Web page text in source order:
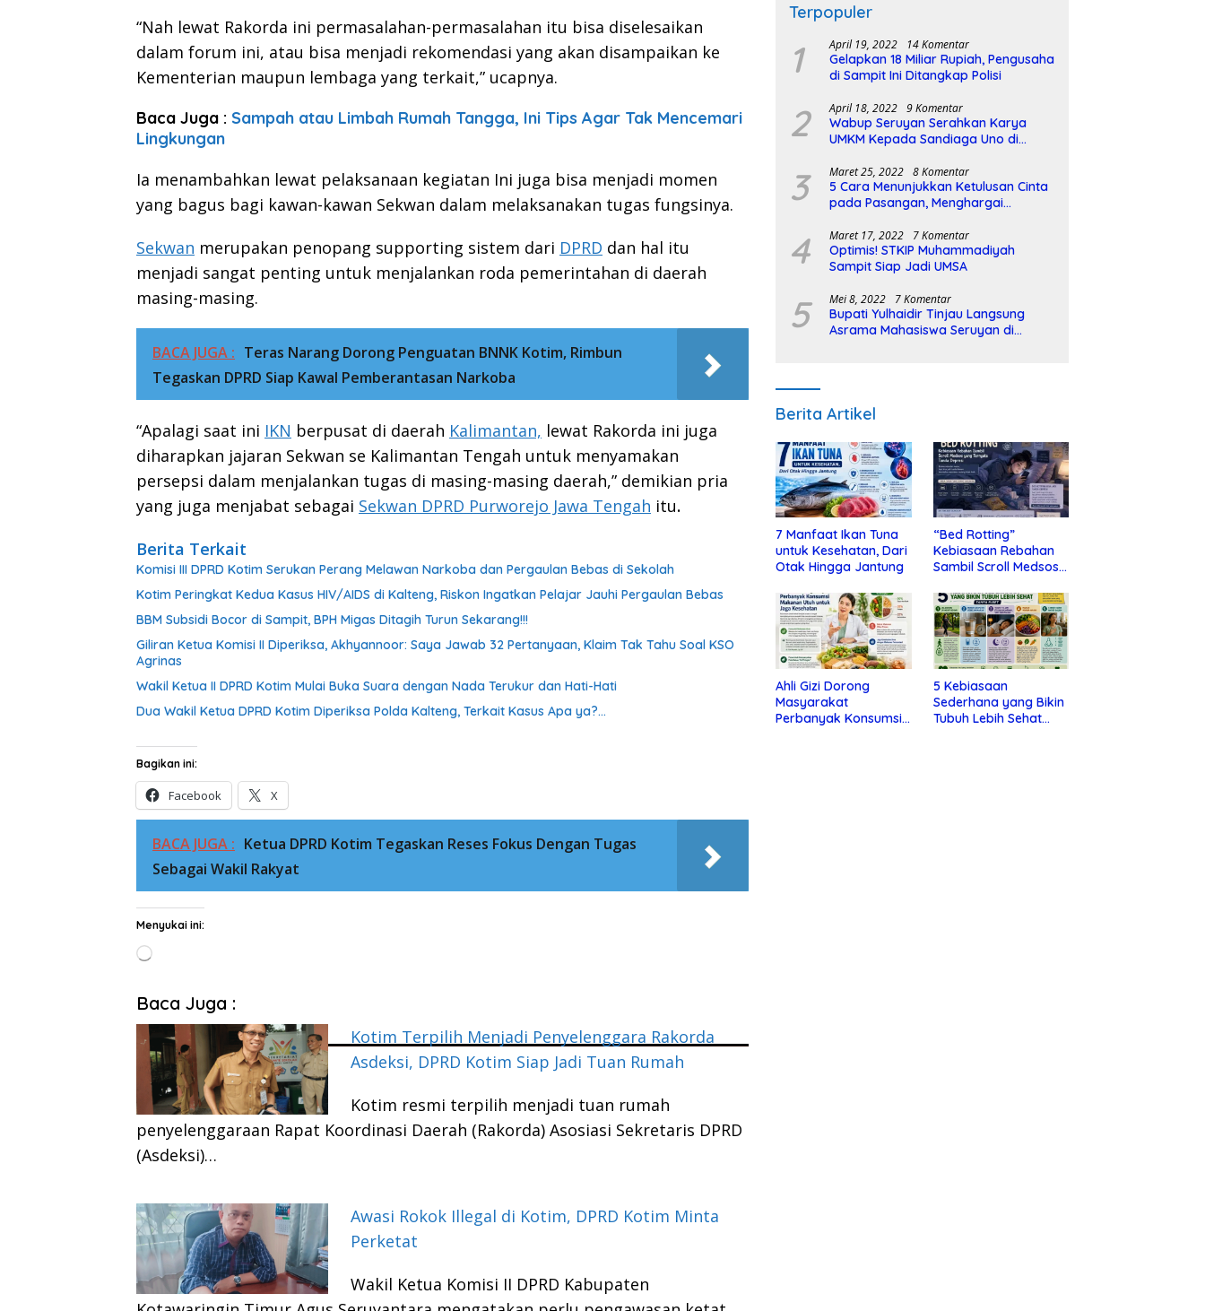
“Nah lewat Rakorda ini permasalahan-permasalahan itu bisa diselesaikan
dalam forum ini, atau bisa menjadi rekomendasi yang akan disampaikan ke
Kementerian maupun lembaga yang terkait,” ucapnya.
Baca Juga : Sampah atau Limbah Rumah Tangga, Ini Tips Agar Tak Mencemari
Lingkungan
Ia menambahkan lewat pelaksanaan kegiatan Ini juga bisa menjadi momen
yang bagus bagi kawan-kawan Sekwan dalam melaksanakan tugas fungsinya.
Sekwan merupakan penopang supporting sistem dari DPRD dan hal itu
menjadi sangat penting untuk menjalankan roda pemerintahan di daerah
masing-masing.
BACA JUGA : Teras Narang Dorong Penguatan BNNK Kotim, Rimbun
Tegaskan DPRD Siap Kawal Pemberantasan Narkoba
“Apalagi saat ini IKN berpusat di daerah Kalimantan, lewat Rakorda ini juga
diharapkan jajaran Sekwan se Kalimantan Tengah untuk menyamakan
persepsi dalam menjalankan tugas di masing-masing daerah,” demikian pria
yang juga menjabat sebagai Sekwan DPRD Purworejo Jawa Tengah itu.
Berita Terkait
Komisi III DPRD Kotim Serukan Perang Melawan Narkoba dan Pergaulan Bebas di Sekolah
Kotim Peringkat Kedua Kasus HIV/AIDS di Kalteng, Riskon Ingatkan Pelajar Jauhi Pergaulan Bebas
BBM Subsidi Bocor di Sampit, BPH Migas Ditagih Turun Sekarang!!!
Giliran Ketua Komisi II Diperiksa, Akhyannoor: Saya Jawab 32 Pertanyaan, Klaim Tak Tahu Soal KSO
Agrinas
Wakil Ketua II DPRD Kotim Mulai Buka Suara dengan Nada Terukur dan Hati-Hati
Dua Wakil Ketua DPRD Kotim Diperiksa Polda Kalteng, Terkait Kasus Apa ya?…
Bagikan ini:
Facebook X
BACA JUGA : Ketua DPRD Kotim Tegaskan Reses Fokus Dengan Tugas
Sebagai Wakil Rakyat
Menyukai ini:
Memuat...
Baca Juga :
Kotim Terpilih Menjadi Penyelenggara Rakorda
Asdeksi, DPRD Kotim Siap Jadi Tuan Rumah
Kotim resmi terpilih menjadi tuan rumah
penyelenggaraan Rapat Koordinasi Daerah (Rakorda) Asosiasi Sekretaris DPRD
(Asdeksi)…
Awasi Rokok Illegal di Kotim, DPRD Kotim Minta
Perketat
Wakil Ketua Komisi II DPRD Kabupaten
Terpopuler
1 April 19, 2022 14 Komentar
Gelapkan 18 Miliar Rupiah, Pengusaha
di Sampit Ini Ditangkap Polisi
2 April 18, 2022 9 Komentar
Wabup Seruyan Serahkan Karya
UMKM Kepada Sandiaga Uno di
3 Maret 25, 2022 8 Komentar
5 Cara Menunjukkan Ketulusan Cinta
pada Pasangan, Menghargai
4 Maret 17, 2022 7 Komentar
Optimis! STKIP Muhammadiyah
Sampit Siap Jadi UMSA
5 Mei 8, 2022 7 Komentar
Bupati Yulhaidir Tinjau Langsung
Asrama Mahasiswa Seruyan di
Berita Artikel
7 Manfaat Ikan Tuna
untuk Kesehatan, Dari
Otak Hingga Jantung
“Bed Rotting”
Kebiasaan Rebahan
Sambil Scroll Medsos
Depresi
Ahli Gizi Dorong
Masyarakat
Perbanyak Konsumsi
5 Kebiasaan
Sederhana yang Bikin
Tubuh Lebih Sehat